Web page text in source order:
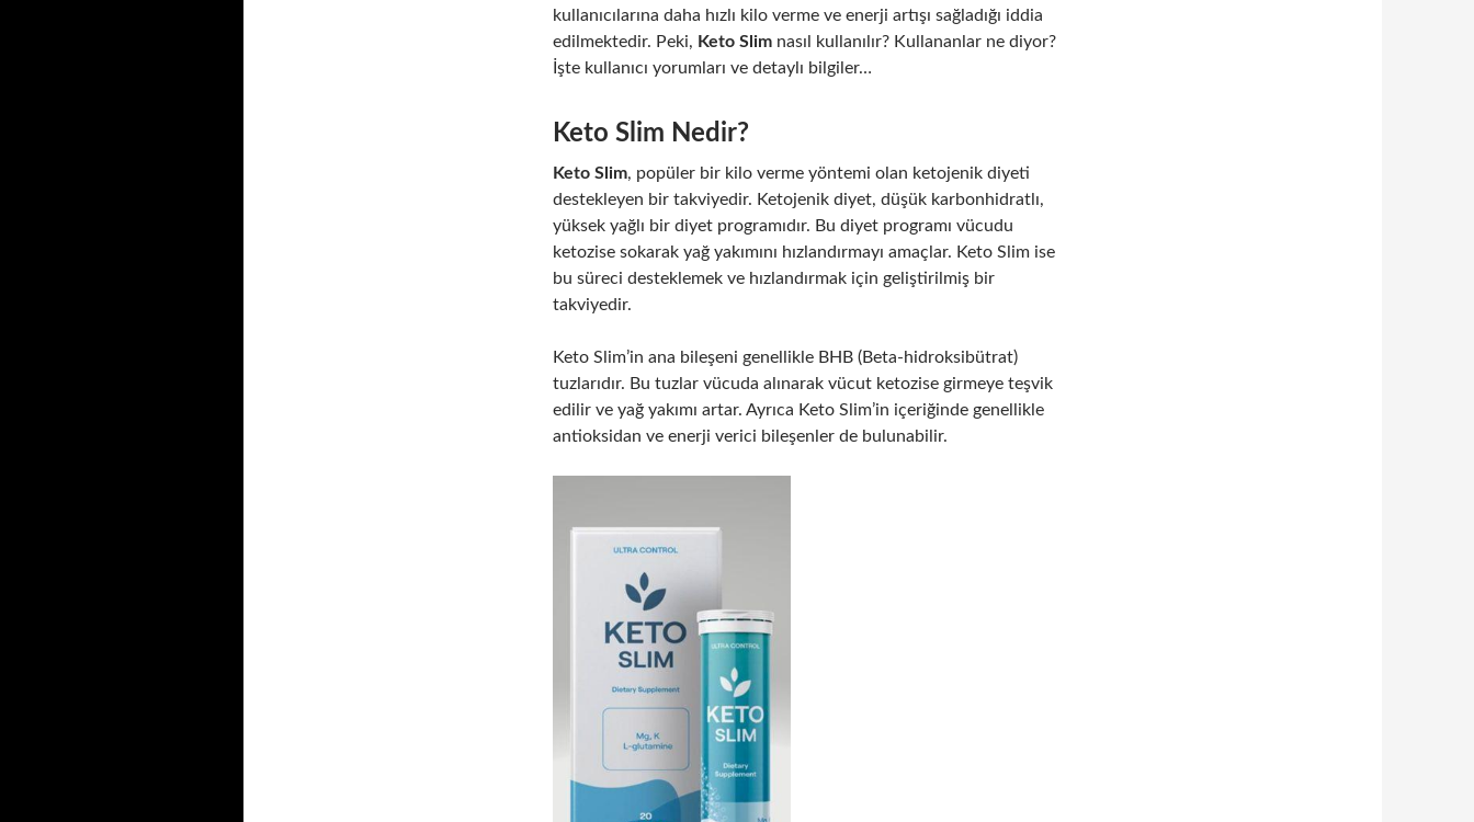
kullanıcılarına daha hızlı kilo verme ve enerji artışı sağladığı iddia
edilmektedir. Peki, Keto Slim nasıl kullanılır? Kullananlar ne diyor?
İşte kullanıcı yorumları ve detaylı bilgiler…
Keto Slim Nedir?
Keto Slim, popüler bir kilo verme yöntemi olan ketojenik diyeti
destekleyen bir takviyedir. Ketojenik diyet, düşük karbonhidratlı,
yüksek yağlı bir diyet programıdır. Bu diyet programı vücudu
ketozise sokarak yağ yakımını hızlandırmayı amaçlar. Keto Slim ise
bu süreci desteklemek ve hızlandırmak için geliştirilmiş bir
takviyedir.
Keto Slim’in ana bileşeni genellikle BHB (Beta-hidroksibütrat)
tuzlarıdır. Bu tuzlar vücuda alınarak vücut ketozise girmeye teşvik
edilir ve yağ yakımı artar. Ayrıca Keto Slim’in içeriğinde genellikle
antioksidan ve enerji verici bileşenler de bulunabilir.